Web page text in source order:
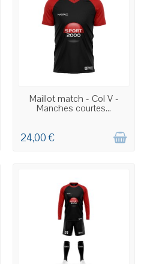
COMMANDE PERSONNALISÉE
Maillot match - Col V -
Manches courtes...
24,00 €